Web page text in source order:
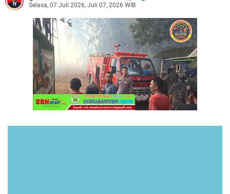
Selasa, 07 Juli 2026, Juli 07, 2026 WIB